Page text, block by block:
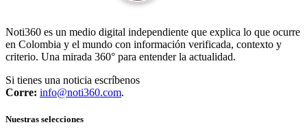
Noti360 es un medio digital independiente que explica lo que ocurre
en Colombia y el mundo con información verificada, contexto y
criterio. Una mirada 360° para entender la actualidad.
Si tienes una noticia escríbenos
Corre: info@noti360.com.
Nuestras selecciones